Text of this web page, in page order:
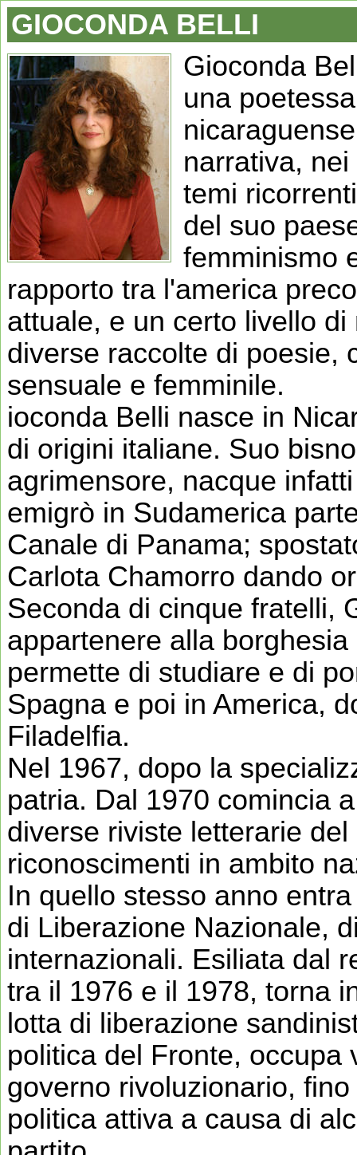
GIOCONDA BELLI
Gioconda
una
narrativa,
temi
del suo
femminismo
rapporto tra l'america
attuale, e un certo livello
diverse raccolte di poesie,
sensuale e femminile.
ioconda Belli nasce in
di origini italiane. Suo
agrimensore, nacque
emigrò in Sudamerica
Canale di Panama;
Carlota Chamorro dando
Seconda di cinque fratelli,
appartenere alla
permette di studiare e di
Spagna e poi in America,
Filadelfia.
Nel 1967, dopo la
patria. Dal 1970 comincia
diverse riviste letterarie
riconoscimenti in ambito
In quello stesso anno
di Liberazione Nazionale,
internazionali. Esiliata dal
tra il 1976 e il 1978, torna
lotta di liberazione
politica del Fronte, occupa
governo rivoluzionario,
politica attiva a causa di